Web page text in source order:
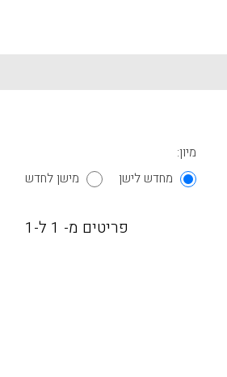
מיון:
מחדש לישן
מישן לחדש
פריטים מ- 1 ל-1